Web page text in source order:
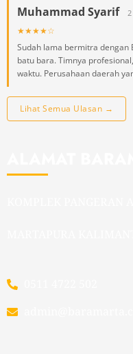
Muhammad Syarif
★★★★☆
Sudah lama bermitra
batu bara. Timnya
waktu. Perusahaan daerah
Lihat Semua Ulasan →